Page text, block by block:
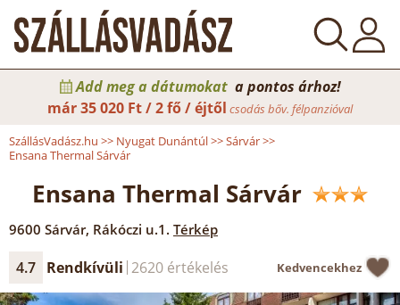
Add meg a dátumokat a pontos árhoz!
már35 020 Ft / 2 fő / éjtől csodás bőv. félpanzióval
SzállásVadász.hu >> Nyugat Dunántúl>>Sárvár>>
Ensana Thermal Sárvár
Ensana Thermal Sárvár
9600 Sárvár, Rákóczi u.1. Térkép
4.7 Rendkívüli 2620 értékelés Kedvencekhez